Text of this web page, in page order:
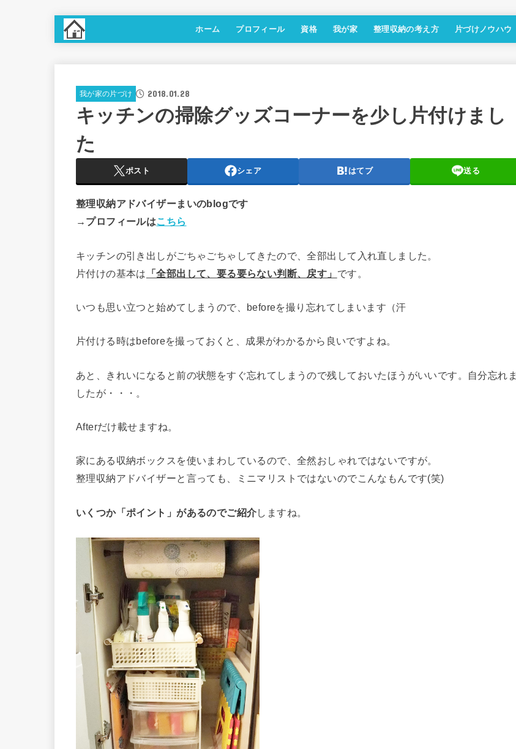
ホーム プロフィール 資格 我が家 整理収納の考え方 片づけノウハウ
我が家の片づけ 2018.01.28
キッチンの掃除グッズコーナーを少し片付けまし
た
ポスト シェア はてブ 送る
整理収納アドバイザーまいのblogです
→プロフィールはこちら
キッチンの引き出しがごちゃごちゃしてきたので、全部出して入れ直しました。
片付けの基本は
「全部出して、要る要らない判断、戻す」 です。
いつも思い立つと始めてしまうので、beforeを撮り忘れてしまいます（汗
片付ける時はbeforeを撮っておくと、成果がわかるから良いですよね。
あと、きれいになると前の状態をすぐ忘れてしまうので残しておいたほうがいいです。自分忘れま
したが・・・。
Afterだけ載せますね。
家にある収納ボックスを使いまわしているので、全然おしゃれではないですが。
整理収納アドバイザーと言っても、ミニマリストではないのでこんなもんです(笑)
いくつか「ポイント」があるのでご紹介しますね。